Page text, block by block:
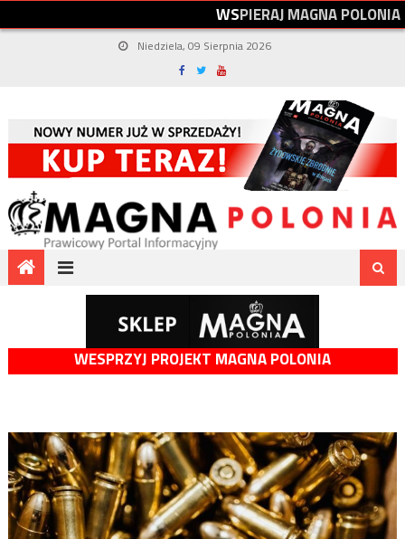
WSPIERAJMAGNAPOLONIA
Niedziela, 09 Sierpnia 2026
WESPRZYJ PROJEKT MAGNA POLONIA